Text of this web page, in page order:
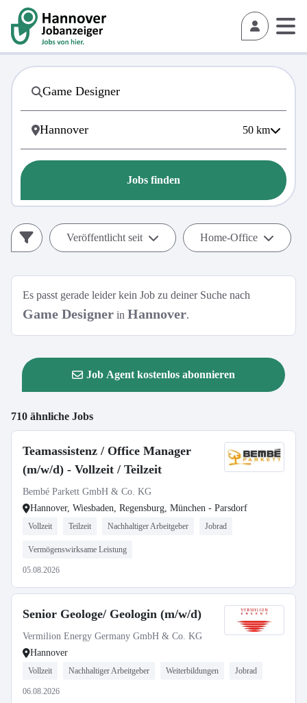
50 km
Jobs finden
Veröffentlicht seit Home-Office
Es passt gerade leider kein Job zu deiner Suche nach
Game Designer in Hannover.
Job Agent kostenlos abonnieren
710 ähnliche Jobs
Teamassistenz / Office Manager
(m/w/d) - Vollzeit / Teilzeit
Bembé Parkett GmbH & Co. KG
Hannover, Wiesbaden, Regensburg, München - Parsdorf
Vollzeit Teilzeit Nachhaltiger Arbeitgeber Jobrad
Vermögenswirksame Leistung
05.08.2026
Senior Geologe/ Geologin (m/w/d)
Vermilion Energy Germany GmbH & Co. KG
Hannover
Vollzeit Nachhaltiger Arbeitgeber Weiterbildungen Jobrad
06.08.2026